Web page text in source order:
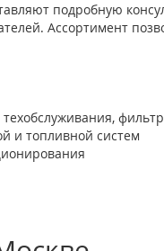
подробную
Ассортимент
и топливной систем